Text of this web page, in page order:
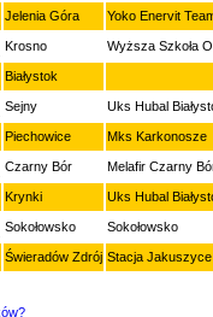
Jelenia Góra Yoko Enervit
Krosno Wyższa Szkoła
Białystok
Sejny Uks Hubal
Piechowice Mks Karkonosze
Czarny Bór Melafir Czarny
Krynki Uks Hubal
Sokołowsko Sokołowsko
Świeradów Zdrój Stacja